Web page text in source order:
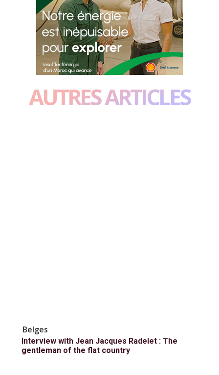
AUTRES ARTICLES
Belges
Interview with Jean Jacques Radelet : The
gentleman of the flat country